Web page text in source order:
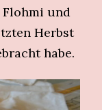
und
Herbst
habe.